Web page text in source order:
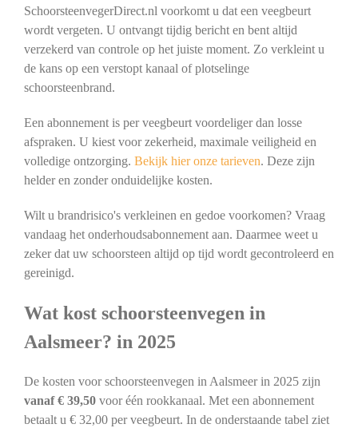
SchoorsteenvegerDirect.nl voorkomt u dat een veegbeurt
wordt vergeten. U ontvangt tijdig bericht en bent altijd
verzekerd van controle op het juiste moment. Zo verkleint u
de kans op een verstopt kanaal of plotselinge
schoorsteenbrand.
Een abonnement is per veegbeurt voordeliger dan losse
afspraken. U kiest voor zekerheid, maximale veiligheid en
volledige ontzorging. Bekijk hier onze tarieven. Deze zijn
helder en zonder onduidelijke kosten.
Wilt u brandrisico's verkleinen en gedoe voorkomen? Vraag
vandaag het onderhoudsabonnement aan. Daarmee weet u
zeker dat uw schoorsteen altijd op tijd wordt gecontroleerd en
gereinigd.
Wat kost schoorsteenvegen in
Aalsmeer? in 2025
De kosten voor schoorsteenvegen in Aalsmeer in 2025 zijn
vanaf € 39,50voor één rookkanaal. Met een abonnement
betaalt u € 32,00 per veegbeurt. In de onderstaande tabel ziet